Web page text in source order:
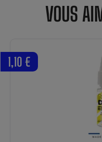
VOUS
1,10 €